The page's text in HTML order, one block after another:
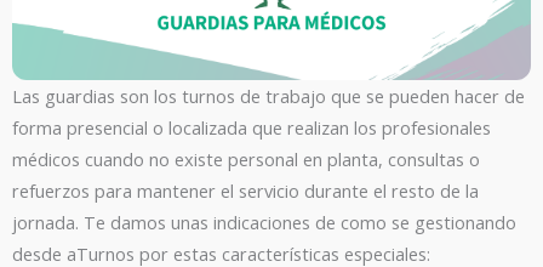
Las guardias son los turnos de trabajo que se pueden hacer de
forma presencial o localizada que realizan los profesionales
médicos cuando no existe personal en planta, consultas o
refuerzos para mantener el servicio durante el resto de la
jornada. Te damos unas indicaciones de como se gestionando
desde aTurnos por estas características especiales: